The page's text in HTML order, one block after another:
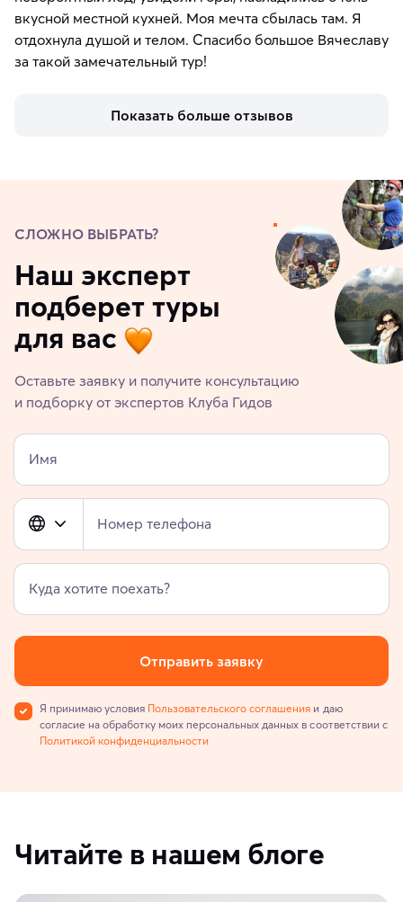
вкусной местной кухней. Моя мечта сбылась там. Я
отдохнула душой и телом. Спасибо большое Вячеславу
за такой замечательный тур!
Показать больше отзывов
СЛОЖНО ВЫБРАТЬ?
Наш эксперт
подберет туры
для вас
Оставьте заявку и получите консультацию
и подборку от экспертов Клуба Гидов
Имя
Номер телефона
Куда хотите поехать?
Отправить заявку
Я принимаю условия Пользовательского соглашения и даю
согласие на обработку моих персональных данных в соответствии с
Политикой конфиденциальности
Читайте в нашем блоге